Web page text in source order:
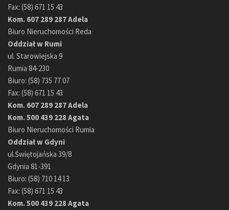
Fax: (58) 671 15 43
Kom. 607 289 287 Adela
Biuro Nieruchomości Reda
Oddział w Rumi
ul. Starowiejska 9
Rumia 84-230
Biuro: (58) 735 77 07
Fax: (58) 671 15 43
Kom. 607 289 287 Adela
Kom. 500 439 228 Agata
Biuro Nieruchomości Rumia
Oddział w Gdyni
ul.Świętojańska 39/8
Gdynia 81-391
Biuro: (58) 710 14 13
Fax: (58) 671 15 43
Kom. 500 439 228 Agata